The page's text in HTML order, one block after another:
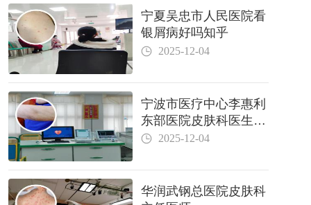
宁夏吴忠市人民医院看
银屑病好吗知乎
2025-12-04
宁波市医疗中心李惠利
东部医院皮肤科医生哪
个好2025-12-04
华润武钢总医院皮肤科